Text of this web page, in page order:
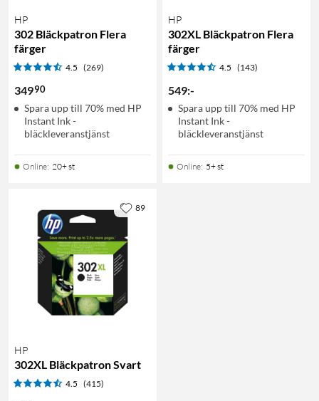
HP
302 Bläckpatron Flera
färger
4.5 (269)
34990
Spara upp till 70% med HP
Instant Ink -
bläckleveranstjänst
Online: 20+ st
HP
302XL Bläckpatron Flera
färger
4.5 (143)
549:-
Spara upp till 70% med HP
Instant Ink -
bläckleveranstjänst
Online: 5+ st
HP
302XL Bläckpatron Svart
4.5 (415)
89